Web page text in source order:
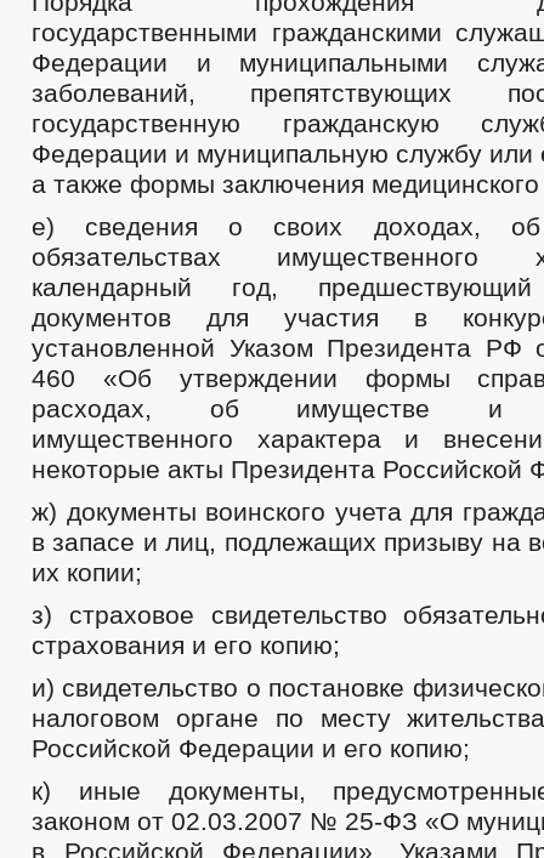
государственными гражданскими
Федерации и муниципальными
заболеваний, препятствующих
государственную гражданскую
Федерации и муниципальную службу
а также формы заключения
е) сведения о своих доходах,
обязательствах имущественного
календарный год,
документов для участия в
установленной Указом Президента
460 «Об утверждении формы
расходах, об имуществе и
имущественного характера и
некоторые акты Президента Российской
ж) документы воинского учета для
в запасе и лиц, подлежащих призыву на
их копии;
з) страховое свидетельство
страхования и его копию;
и) свидетельство о постановке
налоговом органе по месту
Российской Федерации и его копию;
к) иные документы,
законом от 02.03.2007 № 25-ФЗ «О
в Российской Федерации», Указами